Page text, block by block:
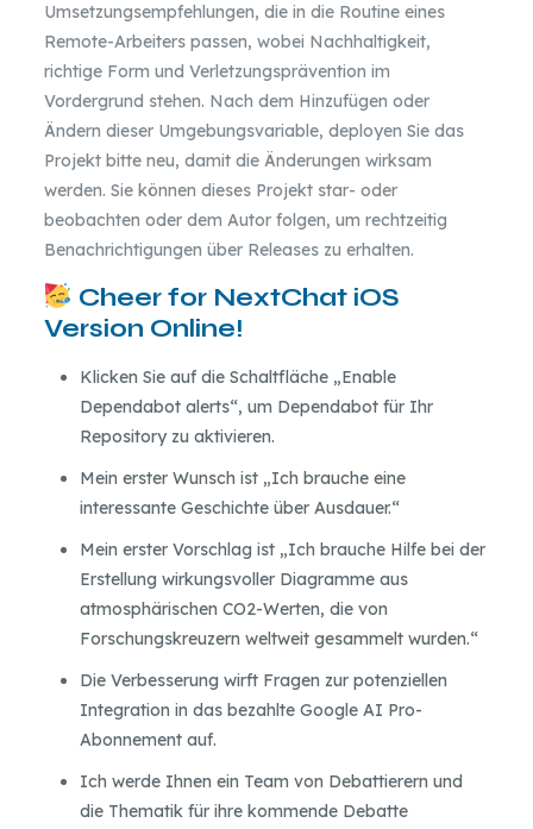
Umsetzungsempfehlungen, die in die Routine eines
Remote-Arbeiters passen, wobei Nachhaltigkeit,
richtige Form und Verletzungsprävention im
Vordergrund stehen. Nach dem Hinzufügen oder
Ändern dieser Umgebungsvariable, deployen Sie das
Projekt bitte neu, damit die Änderungen wirksam
werden. Sie können dieses Projekt star- oder
beobachten oder dem Autor folgen, um rechtzeitig
Benachrichtigungen über Releases zu erhalten.
Cheer for NextChat iOS
Version Online!
Klicken Sie auf die Schaltfläche „Enable
Dependabot alerts“, um Dependabot für Ihr
Repository zu aktivieren.
Mein erster Wunsch ist „Ich brauche eine
interessante Geschichte über Ausdauer.“
Mein erster Vorschlag ist „Ich brauche Hilfe bei der
Erstellung wirkungsvoller Diagramme aus
atmosphärischen CO2-Werten, die von
Forschungskreuzern weltweit gesammelt wurden.“
Die Verbesserung wirft Fragen zur potenziellen
Integration in das bezahlte Google AI Pro-
Abonnement auf.
Ich werde Ihnen ein Team von Debattierern und
die Thematik für ihre kommende Debatte